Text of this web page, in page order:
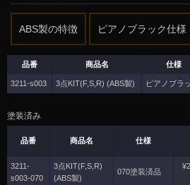
ABS製の特徴 ピアノブラック仕様
品番 商品名 仕様
3211-s003 3点KIT(F,S,R) (ABS製) ピアノブラ
塗装済み
品番 商品名 仕様
3211-
s003-070
3点KIT(F,S,R)
(ABS製)
070塗装済品